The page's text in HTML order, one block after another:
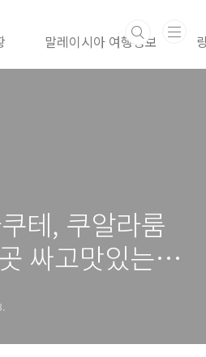
말레이시아 여행정보
테, 쿠알라룸
식